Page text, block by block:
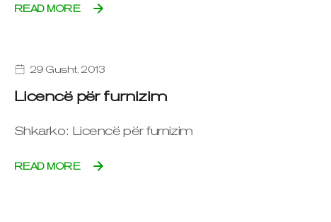
READ MORE
29 Gusht, 2013
Licencë për furnizim
Shkarko: Licencë për furnizim
READ MORE